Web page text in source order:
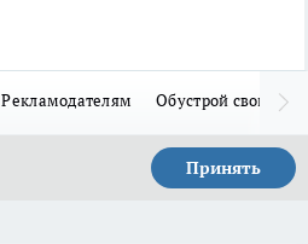
Рекламодателям Обустрой свой дом
Принять